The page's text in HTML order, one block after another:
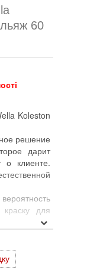
60
Koleston
решение
дарит
о клиенте.
для
– с